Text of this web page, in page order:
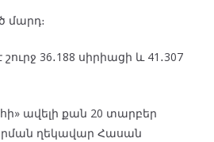
մարդ։
36․188 սիրիացի և 41․307
ավելի քան 20 տարբեր
ղեկավար Հասան